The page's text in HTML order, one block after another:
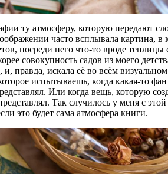
ту атмосферу, которую передают
часто всплывала картина,
посреди него что-то вроде
совокупность садов из моего
и, правда, искала её во всём
испытываешь, когда какая-то
Или когда вещь, которую
Так случилось у меня с
это будет сама атмосфера книги.